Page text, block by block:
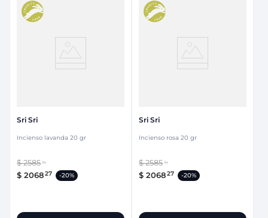
Sri Sri
Incienso lavanda 20 gr
$2585 34
$ 206827 -20%
Sri Sri
Incienso rosa 20 gr
$2585 34
$ 206827 -20%